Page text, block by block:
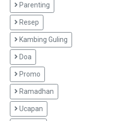
Parenting
Resep
Kambing Guling
Doa
Promo
Ramadhan
Ucapan